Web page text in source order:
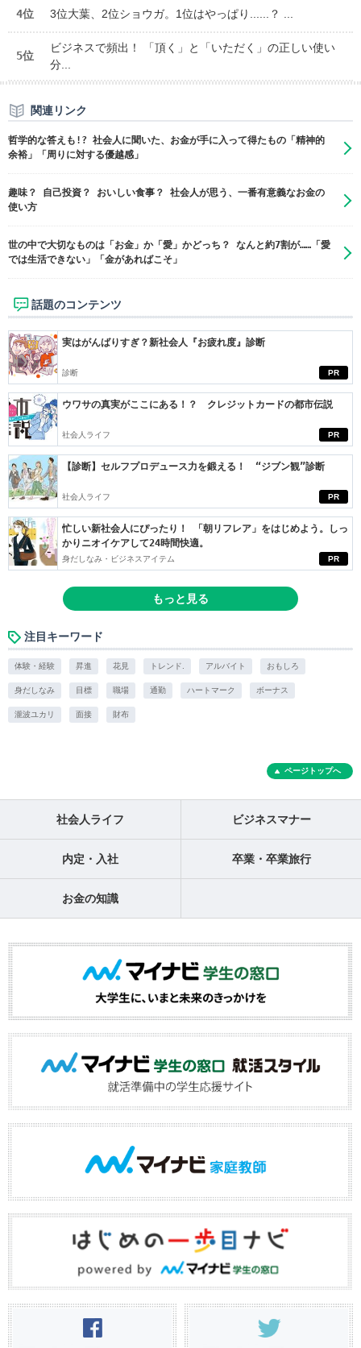
4位 3位大葉、2位ショウガ。1位はやっぱり......？ ...
5位
ビジネスで頻出！ 「頂く」と「いただく」の正しい使い
分...
関連リンク
哲学的な答えも!? 社会人に聞いた、お金が手に入って得たもの「精神的
余裕」「周りに対する優越感」
趣味？ 自己投資？ おいしい食事？ 社会人が思う、一番有意義なお金の
使い方
世の中で大切なものは「お金」か「愛」かどっち？ なんと約7割が……「愛
では生活できない」「金があればこそ」
話題のコンテンツ
PR
実はがんばりすぎ？新社会人『お疲れ度』診断
診断
PR
ウワサの真実がここにある！？ クレジットカードの都市伝説
社会人ライフ
PR
【診断】セルフプロデュース力を鍛える！ “ジブン観”診断
社会人ライフ
PR
忙しい新社会人にぴったり！ 「朝リフレア」をはじめよう。しっ
かりニオイケアして24時間快適。
身だしなみ・ビジネスアイテム
もっと見る
注目キーワード
体験・経験 昇進 花見 トレンド. アルバイト おもしろ
身だしなみ 目標 職場 通勤 ハートマーク ボーナス
瀧波ユカリ 面接 財布
ページトップへ
社会人ライフ ビジネスマナー
内定・入社 卒業・卒業旅行
お金の知識